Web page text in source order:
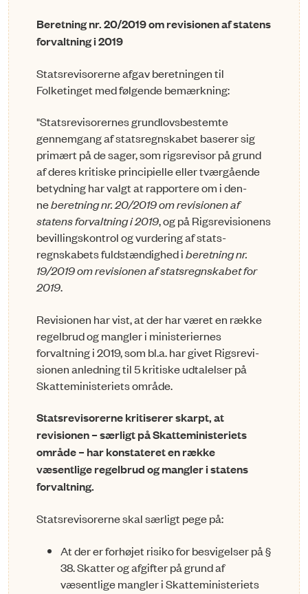
Beretning nr. 20/2019 om revisionen af statens
forvaltning i 2019
Statsrevisorerne afgav beretningen til
Folketinget med følgende bemærkning:
"Statsrevisorernes grundlovsbestemte
gennemgang af statsregnskabet baserer sig
primært på de sager, som rigsrevisor på grund
af deres kritiske principielle eller tværgående
betydning har valgt at rapportere om i den­
neberetning nr. 20/2019 om revisionen af
statens forvaltning i 2019, og på Rigsrevisionens
bevillings­kontrol og vurdering af stats­
regnskabets fuldstændighed iberetning nr.
19/2019 om revisionen af statsregnskabet for
2019.
Revisionen har vist, at der har været en række
regelbrud og mangler i ministeriernes
forvaltning i 2019, som bl.a. har givet Rigs­revi­
sionen anledning til 5 kritiske udtalelser på
Skatte­mini­ste­riets område.
Statsrevisorerne kritiserer skarpt, at
revisionen – særligt på Skatte­mini­steriets
område – har konstateret en række
væsentlige regelbrud og ­mangler i statens
forvaltning.
Statsrevisorerne skal særligt pege på:
At der er forhøjet risiko for besvigelser på §
38. Skatter og afgifter på grund af
væsentlige mangler i Skatteministeriets